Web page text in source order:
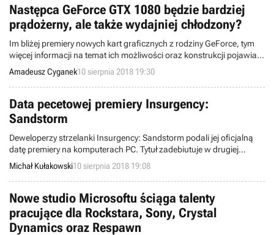
Następca GeForce GTX 1080 będzie bardziej
prądożerny, ale także wydajniej chłodzony?
Im bliżej premiery nowych kart graficznych z rodziny GeForce, tym
więcej informacji na temat ich możliwości oraz konstrukcji pojawia
się w sieci. Najnowsza partia wieści dotyczy następcy topowego
modelu obecnej generacji, czyli GTX 1080.
Amadeusz Cyganek10 sierpnia 2018 19:30
Data pecetowej premiery Insurgency:
Sandstorm
Deweloperzy strzelanki Insurgency: Sandstorm podali jej oficjalną
datę premiery na komputerach PC. Tytuł zadebiutuje w drugiej
połowie września. Osoby, które złożą zamówienia
przedpremierowe, otrzymają dostęp do wersji beta gry.
Michał Kułakowski10 sierpnia 2018 19:08
Nowe studio Microsoftu ściąga talenty
pracujące dla Rockstara, Sony, Crystal
Dynamics oraz Respawn